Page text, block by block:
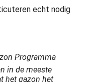
echt nodig
Programma
in de meeste
het gazon het